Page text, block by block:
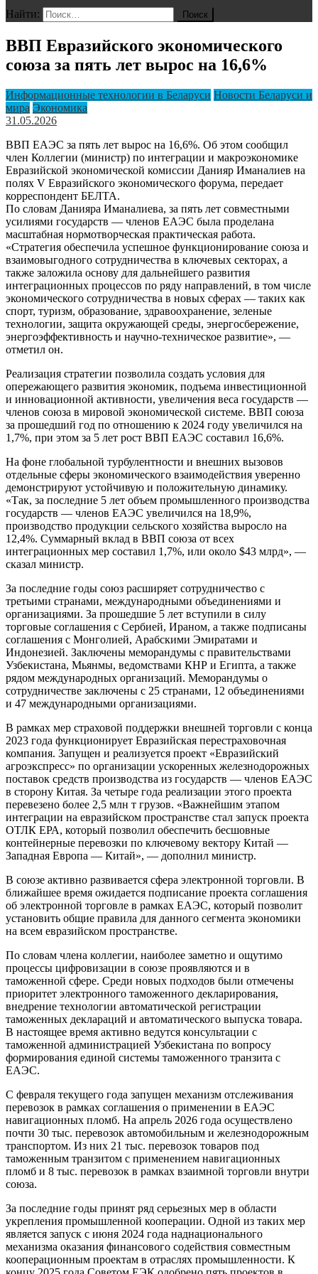
Найти:
ВВП Евразийского экономического
союза за пять лет вырос на 16,6%
Информационные технологии в Беларуси Новости Беларуси и
мира Экономика
31.05.2026
ВВП ЕАЭС за пять лет вырос на 16,6%. Об этом сообщил
член Коллегии (министр) по интеграции и макроэкономике
Евразийской экономической комиссии Данияр Иманалиев на
полях V Евразийского экономического форума, передает
корреспондент БЕЛТА.
По словам Данияра Иманалиева, за пять лет совместными
усилиями государств — членов ЕАЭС была проделана
масштабная нормотворческая практическая работа.
«Стратегия обеспечила успешное функционирование союза и
взаимовыгодного сотрудничества в ключевых секторах, а
также заложила основу для дальнейшего развития
интеграционных процессов по ряду направлений, в том числе
экономического сотрудничества в новых сферах — таких как
спорт, туризм, образование, здравоохранение, зеленые
технологии, защита окружающей среды, энергосбережение,
энергоэффективность и научно-техническое развитие», —
отметил он.
Реализация стратегии позволила создать условия для
опережающего развития экономик, подъема инвестиционной
и инновационной активности, увеличения веса государств —
членов союза в мировой экономической системе. ВВП союза
за прошедший год по отношению к 2024 году увеличился на
1,7%, при этом за 5 лет рост ВВП ЕАЭС составил 16,6%.
На фоне глобальной турбулентности и внешних вызовов
отдельные сферы экономического взаимодействия уверенно
демонстрируют устойчивую и положительную динамику.
«Так, за последние 5 лет объем промышленного производства
государств — членов ЕАЭС увеличился на 18,9%,
производство продукции сельского хозяйства выросло на
12,4%. Суммарный вклад в ВВП союза от всех
интеграционных мер составил 1,7%, или около $43 млрд», —
сказал министр.
За последние годы союз расширяет сотрудничество с
третьими странами, международными объединениями и
организациями. За прошедшие 5 лет вступили в силу
торговые соглашения с Сербией, Ираном, а также подписаны
соглашения с Монголией, Арабскими Эмиратами и
Индонезией. Заключены меморандумы с правительствами
Узбекистана, Мьянмы, ведомствами КНР и Египта, а также
рядом международных организаций. Меморандумы о
сотрудничестве заключены с 25 странами, 12 объединениями
и 47 международными организациями.
В рамках мер страховой поддержки внешней торговли с конца
2023 года функционирует Евразийская перестраховочная
компания. Запущен и реализуется проект «Евразийский
агроэкспресс» по организации ускоренных железнодорожных
поставок средств производства из государств — членов ЕАЭС
в сторону Китая. За четыре года реализации этого проекта
перевезено более 2,5 млн т грузов. «Важнейшим этапом
интеграции на евразийском пространстве стал запуск проекта
ОТЛК ЕРА, который позволил обеспечить бесшовные
контейнерные перевозки по ключевому вектору Китай —
Западная Европа — Китай», — дополнил министр.
В союзе активно развивается сфера электронной торговли. В
ближайшее время ожидается подписание проекта соглашения
об электронной торговле в рамках ЕАЭС, который позволит
установить общие правила для данного сегмента экономики
на всем евразийском пространстве.
По словам члена коллегии, наиболее заметно и ощутимо
процессы цифровизации в союзе проявляются и в
таможенной сфере. Среди новых подходов были отмечены
приоритет электронного таможенного декларирования,
внедрение технологии автоматической регистрации
таможенных деклараций и автоматического выпуска товара.
В настоящее время активно ведутся консультации с
таможенной администрацией Узбекистана по вопросу
формирования единой системы таможенного транзита с
ЕАЭС.
С февраля текущего года запущен механизм отслеживания
перевозок в рамках соглашения о применении в ЕАЭС
навигационных пломб. На апрель 2026 года осуществлено
почти 30 тыс. перевозок автомобильным и железнодорожным
транспортом. Из них 21 тыс. перевозок товаров под
таможенным транзитом с применением навигационных
пломб и 8 тыс. перевозок в рамках взаимной торговли внутри
союза.
За последние годы принят ряд серьезных мер в области
укрепления промышленной кооперации. Одной из таких мер
является запуск с июня 2024 года наднационального
механизма оказания финансового содействия совместным
кооперационным проектам в отраслях промышленности. К